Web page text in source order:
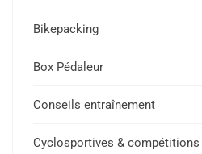
Bikepacking
Box Pédaleur
Conseils entraînement
Cyclosportives & compétitions